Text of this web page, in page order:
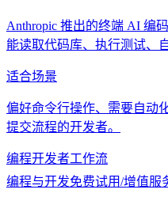
Anthropic 推出的终端 AI 编
能读取代码库、执行测试、
适合场景
偏好命令行操作、需要自动
提交流程的开发者。
编程开发者工作流
编程与开发免费试用/增值服